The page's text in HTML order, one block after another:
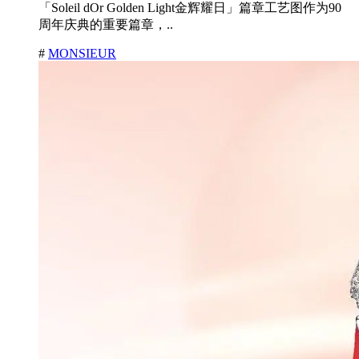
「Soleil dOr Golden Light金辉耀日」篇章工艺图作为90
周年庆典的重要篇章，..
# MONSIEUR